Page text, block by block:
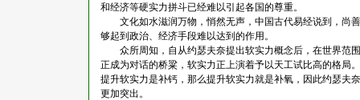
和经济等硬实力拼斗已经难以引起各国的尊重。
文化如水滋润万物，悄然无声，中国古代易经说到，尚
够起到政治、经济手段难以达到的作用。
众所周知，自从约瑟夫奈提出软实力概念后，在世界范
正成为对话的桥粱，软实力正上演着予以天工试比高的格局
提升软实力是补钙，那么提升软实力就是补氧，因此约瑟夫
更加突出。